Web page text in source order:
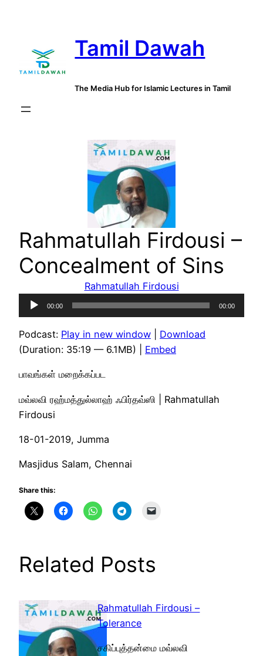
Tamil Dawah
The Media Hub for Islamic Lectures in Tamil
Rahmatullah Firdousi –
Concealment of Sins
Rahmatullah Firdousi
Audio
Player
00:00 00:00
Podcast: Play in new window
Download
(Duration: 35:19 — 6.1MB) | Embed
பாவங்கள் மறைக்கப்பட
மவ்லவி ரஹ்மத்துல்லாஹ் ஃபிர்தவ்ஸி | Rahmatullah
Firdousi
18-01-2019, Jumma
Masjidus Salam, Chennai
Share this:
Related Posts
Rahmatullah Firdousi –
Tolerance
சகிப்புத்தன்மை மவ்லவி